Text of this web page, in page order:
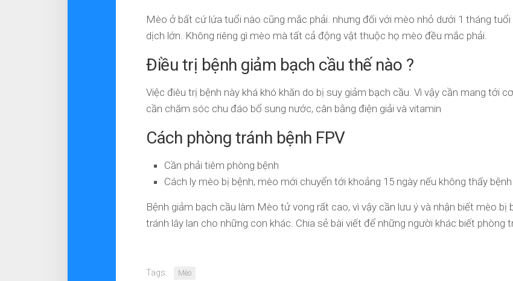
Mèo ở bất cứ lứa tuổi nào cũng mắc phải. nhưng đối với mèo nhỏ dưới 1 tháng tuổi
dịch lớn. Không riêng gì mèo mà tất cả động vật thuộc họ mèo đều mắc phải.
Điều trị bệnh giảm bạch cầu thế nào ?
Việc điêu trị bệnh này khá khó khăn do bị suy giảm bạch cầu. Vì vậy cần mang tới
cần chăm sóc chu đáo bổ sung nước, cân bằng điện giải và vitamin
Cách phòng tránh bệnh FPV
Cần phải tiêm phòng bệnh
Cách ly mèo bị bệnh, mèo mới chuyển tới khoảng 15 ngày nếu không thấy
Bệnh giảm bạch cầu làm Mèo tử vong rất cao, vì vậy cần lưu ý và nhận biết mèo
tránh lây lan cho những con khác. Chia sẻ bài viết để những người khác biết phòng
Tags: Mèo